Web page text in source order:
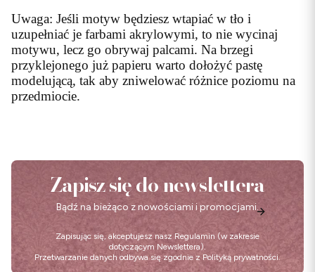
Uwaga: Jeśli motyw będziesz wtapiać w tło i
uzupełniać je farbami akrylowymi, to nie wycinaj
motywu, lecz go obrywaj palcami. Na brzegi
przyklejonego już papieru warto dołożyć pastę
modelującą, tak aby zniwelować różnice poziomu na
przedmiocie.
Zapisz się do newslettera
Bądź na bieżąco z nowościami i promocjami.
Zapisując się, akceptujesz nasz Regulamin (w zakresie
dotyczącym Newslettera).
Przetwarzanie danych odbywa się zgodnie z Polityką prywatności.